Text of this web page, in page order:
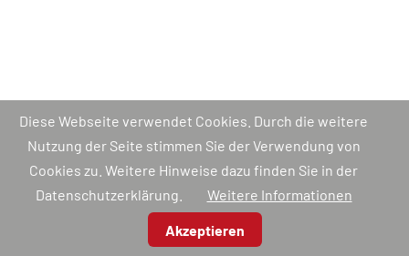
Diese Webseite verwendet Cookies. Durch die weitere
Nutzung der Seite stimmen Sie der Verwendung von
Cookies zu. Weitere Hinweise dazu finden Sie in der
Datenschutzerklärung.
Weitere Informationen
Akzeptieren